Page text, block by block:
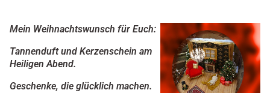
Mein Weihnachtswunsch für Euch:
Tannenduft und Kerzenschein am
Heiligen Abend.
Geschenke, die glücklich machen.